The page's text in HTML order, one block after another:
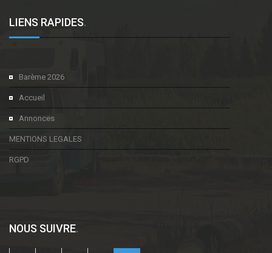
LIENS RAPIDES.
Barème 2026
Accueil
Annonces
MENTIONS LEGALES
RGPD
NOUS SUIVRE.